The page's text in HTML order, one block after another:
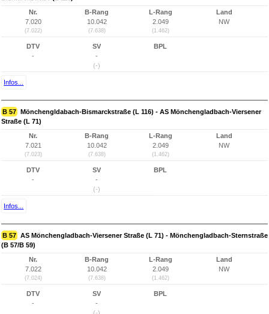
Nr.
7.020
(7.022)
B-Rang
10.042
(7.638)
L-Rang
2.049
(1.462)
Land
NW
DTV
-
SV
-
(-)
BPL
Infos...
B 57 Mönchengldabach-Bismarckstraße (L 116) - AS Mönchengladbach-Viersener
Straße (L 71)
Nr.
7.021
(7.023)
B-Rang
10.042
(7.638)
L-Rang
2.049
(1.462)
Land
NW
DTV
-
SV
-
(-)
BPL
Infos...
B 57 AS Mönchengladbach-Viersener Straße (L 71) - Mönchengladbach-Sternstraße
(B 57/B 59)
Nr.
7.022
(7.024)
B-Rang
10.042
(7.638)
L-Rang
2.049
(1.462)
Land
NW
DTV
-
SV
-
BPL